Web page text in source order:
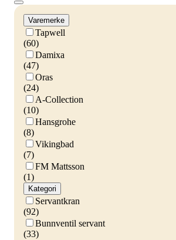
Varemerke
Tapwell
(60)
Damixa
(47)
Oras
(24)
A-Collection
(10)
Hansgrohe
(8)
Vikingbad
(7)
FM Mattsson
(1)
Kategori
Servantkran
(92)
Bunnventil servant
(33)